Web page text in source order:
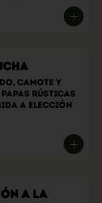
camote y
rústicas
a elección
a la